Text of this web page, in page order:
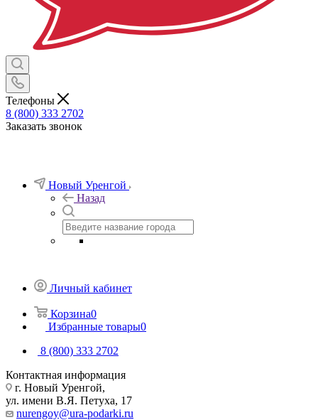
Телефоны
8 (800) 333 2702
Заказать звонок
Новый Уренгой
Назад
Личный кабинет
Корзина0
Избранные товары0
8 (800) 333 2702
Контактная информация
г. Новый Уренгой,
ул. имени В.Я. Петуха, 17
nurengoy@ura-podarki.ru